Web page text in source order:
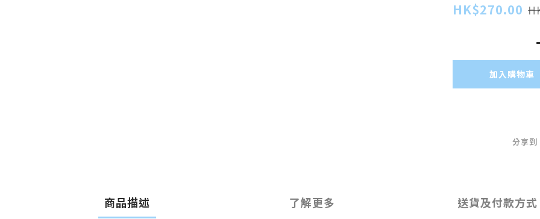
HK$270.00
加入購物車
分享到
商品描述 了解更多 送貨及付款方式